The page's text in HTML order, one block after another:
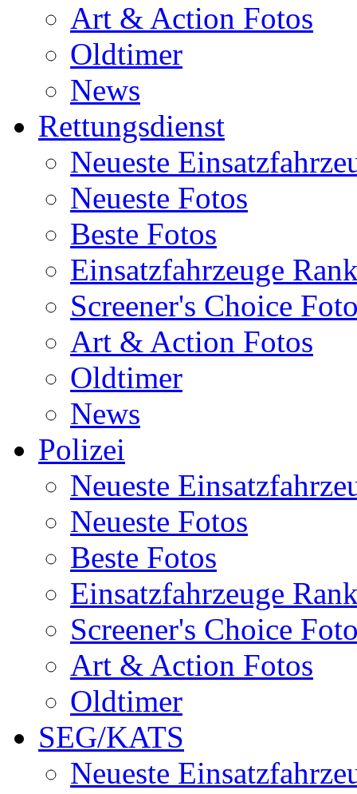
Art & Action Fotos
Oldtimer
News
Rettungsdienst
Neueste
Neueste Fotos
Beste Fotos
Einsatzfahrzeuge
Screener's Choice
Art & Action Fotos
Oldtimer
News
Polizei
Neueste
Neueste Fotos
Beste Fotos
Einsatzfahrzeuge
Screener's Choice
Art & Action Fotos
Oldtimer
SEG/KATS
Neueste